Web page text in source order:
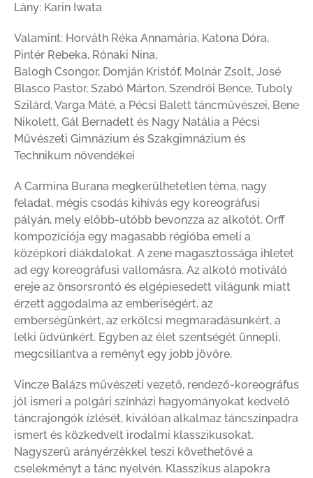
Lány: Karin Iwata
Valamint: Horváth Réka Annamária, Katona Dóra,
Pintér Rebeka, Rónaki Nina,
Balogh Csongor, Domján Kristóf, Molnár Zsolt, José
Blasco Pastor, Szabó Márton, Szendrői Bence, Tuboly
Szilárd, Varga Máté, a Pécsi Balett táncművészei, Bene
Nikolett, Gál Bernadett és Nagy Natália a Pécsi
Művészeti Gimnázium és Szakgimnázium és
Technikum növendékei
A Carmina Burana megkerülhetetlen téma, nagy
feladat, mégis csodás kihívás egy koreográfusi
pályán, mely előbb-utóbb bevonzza az alkotót. Orff
kompozíciója egy magasabb régióba emeli a
középkori diákdalokat. A zene magasztossága ihletet
ad egy koreográfusi vallomásra. Az alkotó motiváló
ereje az önsorsrontó és elgépiesedett világunk miatt
érzett aggodalma az emberiségért, az
emberségünkért, az erkölcsi megmaradásunkért, a
lelki üdvünkért. Egyben az élet szentségét ünnepli,
megcsillantva a reményt egy jobb jövőre.
Vincze Balázs művészeti vezető, rendező-koreográfus
jól ismeri a polgári színházi hagyományokat kedvelő
táncrajongók ízlését, kiválóan alkalmaz táncszínpadra
ismert és közkedvelt irodalmi klasszikusokat.
Nagyszerű arányérzékkel teszi követhetővé a
cselekményt a tánc nyelvén. Klasszikus alapokra